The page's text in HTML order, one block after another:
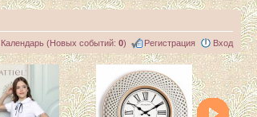
Календарь (Новых событий: 0) Регистрация Вход